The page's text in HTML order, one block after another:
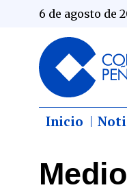
6 de agosto de
Inicio